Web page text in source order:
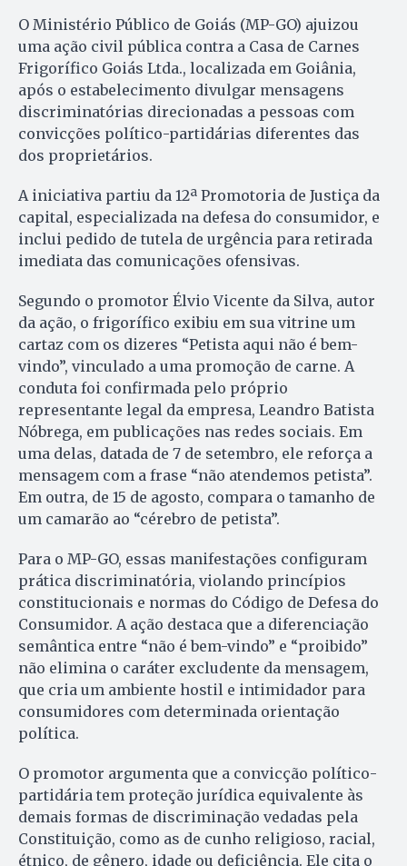
O Ministério Público de Goiás (MP-GO) ajuizou
uma ação civil pública contra a Casa de Carnes
Frigorífico Goiás Ltda., localizada em Goiânia,
após o estabelecimento divulgar mensagens
discriminatórias direcionadas a pessoas com
convicções político-partidárias diferentes das
dos proprietários.
A iniciativa partiu da 12ª Promotoria de Justiça da
capital, especializada na defesa do consumidor, e
inclui pedido de tutela de urgência para retirada
imediata das comunicações ofensivas.
Segundo o promotor Élvio Vicente da Silva, autor
da ação, o frigorífico exibiu em sua vitrine um
cartaz com os dizeres “Petista aqui não é bem-
vindo”, vinculado a uma promoção de carne. A
conduta foi confirmada pelo próprio
representante legal da empresa, Leandro Batista
Nóbrega, em publicações nas redes sociais. Em
uma delas, datada de 7 de setembro, ele reforça a
mensagem com a frase “não atendemos petista”.
Em outra, de 15 de agosto, compara o tamanho de
um camarão ao “cérebro de petista”.
Para o MP-GO, essas manifestações configuram
prática discriminatória, violando princípios
constitucionais e normas do Código de Defesa do
Consumidor. A ação destaca que a diferenciação
semântica entre “não é bem-vindo” e “proibido”
não elimina o caráter excludente da mensagem,
que cria um ambiente hostil e intimidador para
consumidores com determinada orientação
política.
O promotor argumenta que a convicção político-
partidária tem proteção jurídica equivalente às
demais formas de discriminação vedadas pela
Constituição, como as de cunho religioso, racial,
étnico, de gênero, idade ou deficiência. Ele cita o